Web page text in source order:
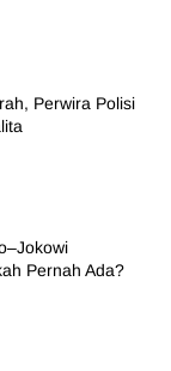
Perwira Polisi
Pernah Ada?